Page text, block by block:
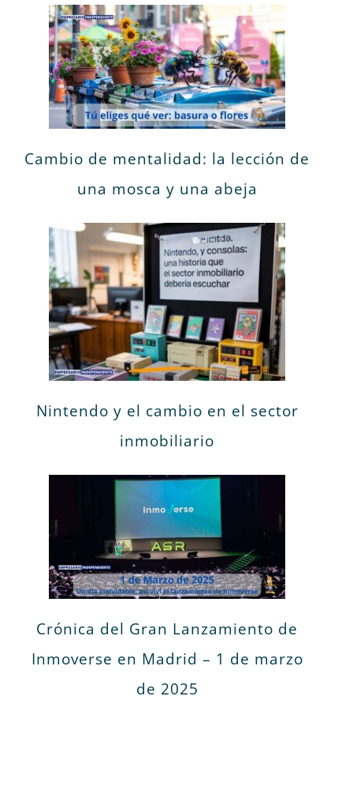
Cambio de mentalidad: la lección de
una mosca y una abeja
Nintendo y el cambio en el sector
inmobiliario
Crónica del Gran Lanzamiento de
Inmoverse en Madrid – 1 de marzo
de 2025